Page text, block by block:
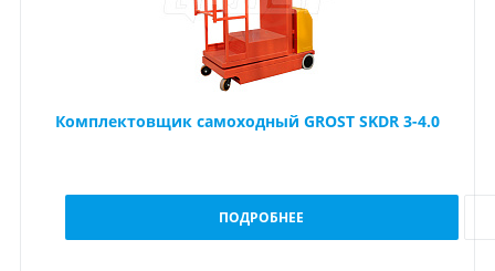
Комплектовщик самоходный GROST SKDR 3-4.0
ПОДРОБНЕЕ